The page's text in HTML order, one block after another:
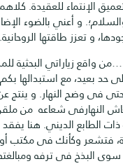
للعقيدة. كلاهما يسيرا
أعني بالضوء الإضاءة
طاقتها الروحانية.
البحثية للمساجد،
مع استبدالها بكم هائل
النهار. و ينتج عن ذلك
شعاعه من ملقن حاث لا
الديني. هنا يفقد المسجد
وكأنك فى مكتب أو أي فراغ
فى ترفه ومبالغته .